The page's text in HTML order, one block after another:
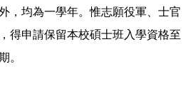
，均為一學年。惟志願役軍、士官
得申請保留本校碩士班入學資格至
。